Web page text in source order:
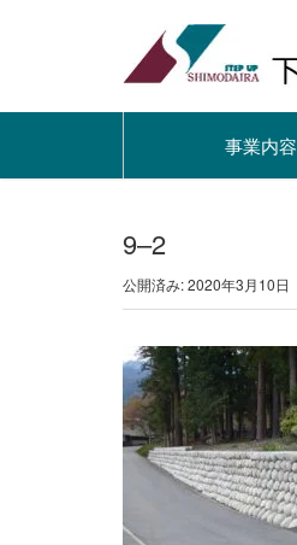
事業内容
9–2
公開済み: 2020年3月10日